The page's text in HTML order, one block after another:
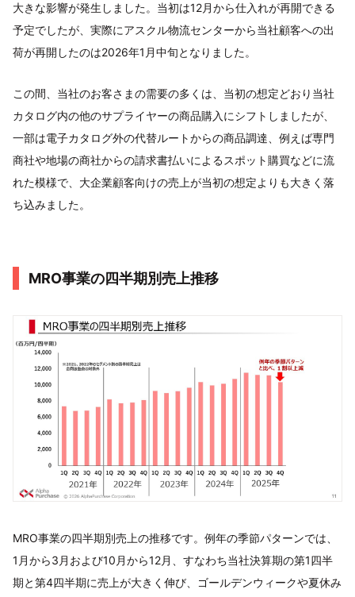
大きな影響が発生しました。当初は12月から仕入れが再開できる
予定でしたが、実際にアスクル物流センターから当社顧客への出
荷が再開したのは2026年1月中旬となりました。
この間、当社のお客さまの需要の多くは、当初の想定どおり当社
カタログ内の他のサプライヤーの商品購入にシフトしましたが、
一部は電子カタログ外の代替ルートからの商品調達、例えば専門
商社や地場の商社からの請求書払いによるスポット購買などに流
れた模様で、大企業顧客向けの売上が当初の想定よりも大きく落
ち込みました。
MRO事業の四半期別売上推移
MRO事業の四半期別売上の推移です。例年の季節パターンでは、
1月から3月および10月から12月、すなわち当社決算期の第1四半
期と第4四半期に売上が大きく伸び、ゴールデンウィークや夏休み